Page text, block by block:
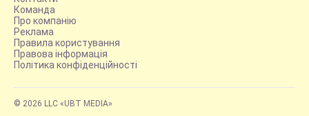
Команда
Про компанію
Реклама
Правила користування
Правова інформація
Політика конфіденційності
© 2026 LLC «UBT MEDIA»